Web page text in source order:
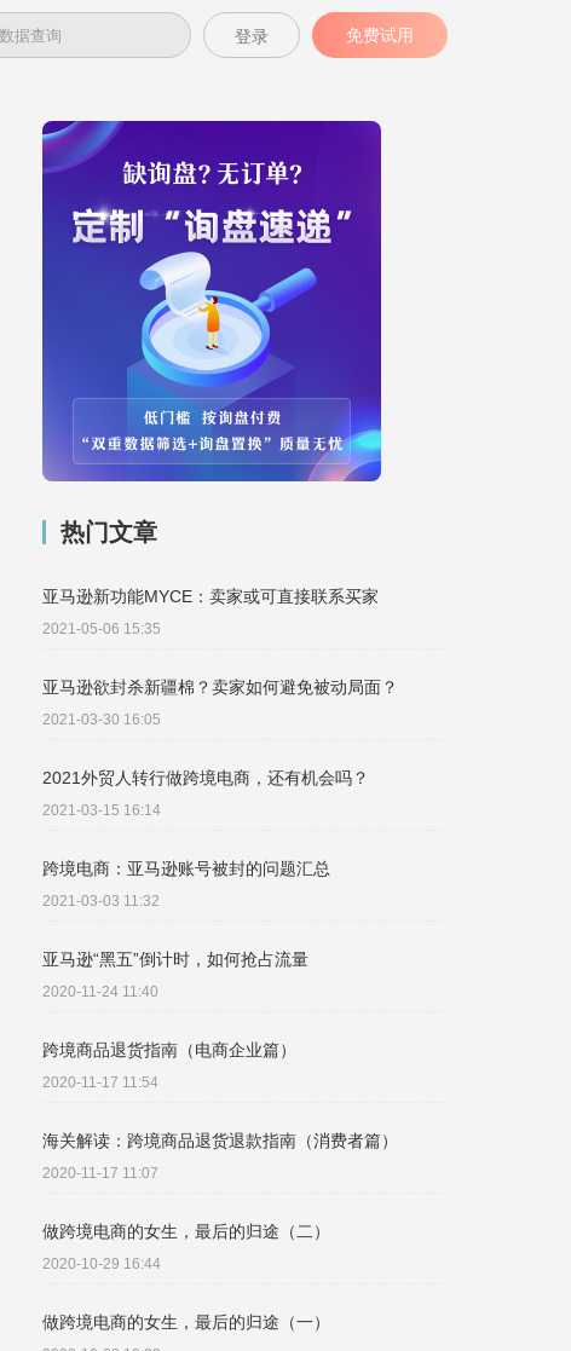
免费试用
登录
热门文章
亚马逊新功能MYCE：卖家或可直接联系买家
2021-05-06 15:35
亚马逊欲封杀新疆棉？卖家如何避免被动局面？
2021-03-30 16:05
2021外贸人转行做跨境电商，还有机会吗？
2021-03-15 16:14
跨境电商：亚马逊账号被封的问题汇总
2021-03-03 11:32
亚马逊“黑五”倒计时，如何抢占流量
2020-11-24 11:40
跨境商品退货指南（电商企业篇）
2020-11-17 11:54
海关解读：跨境商品退货退款指南（消费者篇）
2020-11-17 11:07
做跨境电商的女生，最后的归途（二）
2020-10-29 16:44
做跨境电商的女生，最后的归途（一）